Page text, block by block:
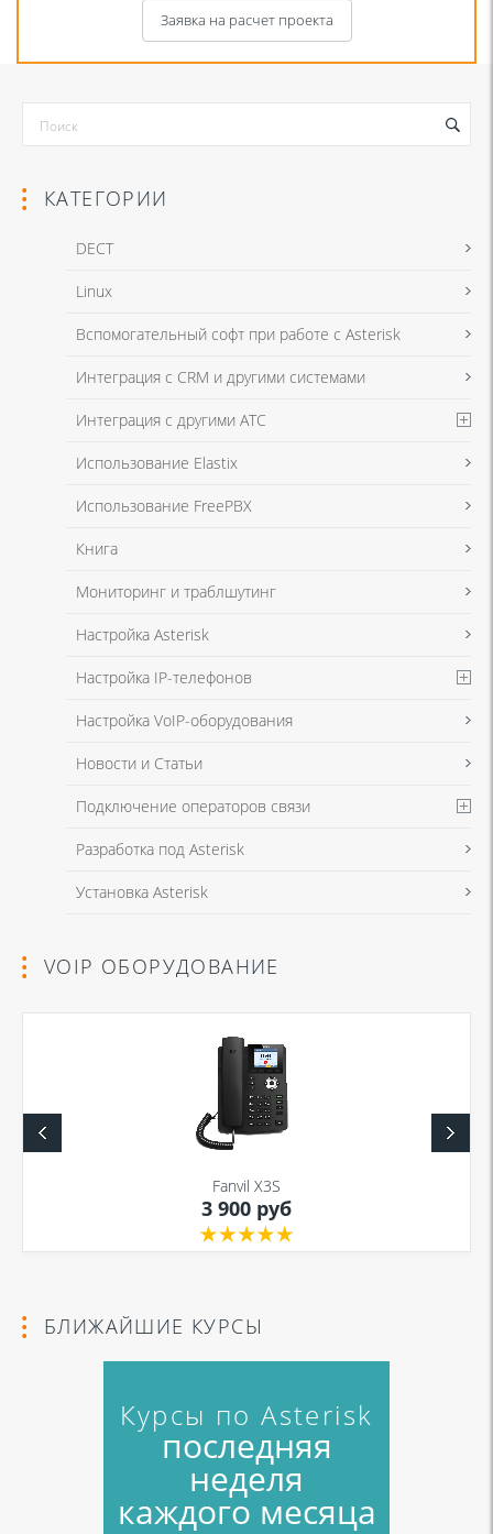
Я даю согласие на обработку моих персональных данных для связи
в соответствии с Политикой в отношении обработки персональных
Заявка на расчет проекта
Я даю согласие на обработку моих персональных данных для связи
в соответствии с Политикой в отношении обработки персональных
КАТЕГОРИИ
DECT
Linux
Вспомогательный софт при работе с Asterisk
Интеграция с CRM и другими системами
Интеграция с другими АТС
Использование Elastix
Использование FreePBX
Книга
Мониторинг и траблшутинг
Настройка Asterisk
Настройка IP-телефонов
Настройка VoIP-оборудования
Новости и Статьи
Подключение операторов связи
Разработка под Asterisk
Установка Asterisk
VOIP ОБОРУДОВАНИЕ
Fanvil X3S
3 900 руб
БЛИЖАЙШИЕ КУРСЫ
Курсы по Asterisk
последняя
неделя
каждого месяца